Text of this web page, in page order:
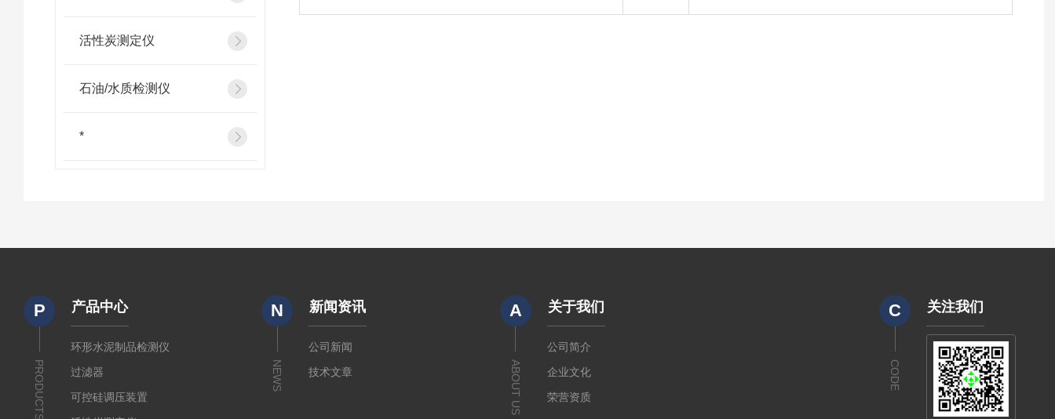
活性炭测定仪
石油/水质检测仪
*
P
PRODUCTS
产品中心
环形水泥制品检测仪
过滤器
可控硅调压装置
N
NEWS
新闻资讯
公司新闻
技术文章
A
ABOUT US
关于我们
公司简介
企业文化
荣营资质
C
CODE
关注我们